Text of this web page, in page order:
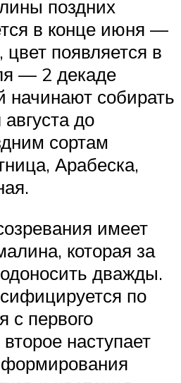
поздних
в конце июня —
появляется в
— 2 декаде
начинают собирать
до
сортам
Арабеска,
имеет
которая за
дважды.
по
с первого
наступает
формирования